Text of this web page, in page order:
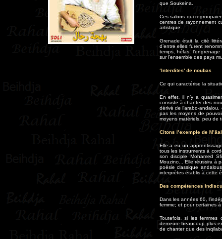
que Soukeina.
Ces salons qui
centres de rayonnement
artistique.
Grenade était la cité
d’entre elles furent
temps, hélas,
sur l’ensemble des pays
‘Interdites’ de noubas
Ce qui caractérise la
En effet, il n’y a
consiste à chanter des
dérivé de l’arabo-
pas les moyens de
moyens matériels, peu de
Citons l’exemple de
Elle a eu un
tous les instruments à
son disciple Mohamed
Mouzino... Elle réussira à
poésie classique
interprètes établis à cette
Des compétences
Dans les années 60,
femme; et pour certaines
Toutefois, si les femmes
demeure beaucoup plus
de chanter que des